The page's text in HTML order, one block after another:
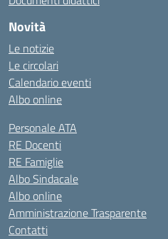
Novità
Le notizie
Le circolari
Calendario eventi
Albo online
Personale ATA
RE Docenti
RE Famiglie
Albo Sindacale
Albo online
Amministrazione Trasparente
Contatti